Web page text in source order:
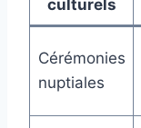
culturels
Cérémonies
nuptiales